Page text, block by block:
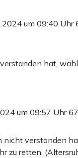
um 09:40 Uhr
hat,
um 09:57 Uhr
nicht verstanden
zu retten.